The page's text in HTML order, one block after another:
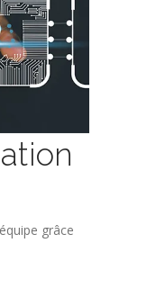
grâce